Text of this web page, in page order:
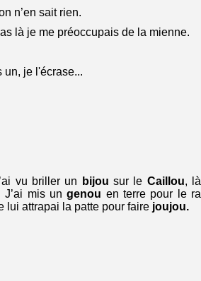
n’en sait rien.
là je me préoccupais de la mienne.
un, je l'écrase...
vu briller un bijou sur le Caillou,
J’ai mis ungenou en terre pour le
lui attrapai la patte pour faire joujou.